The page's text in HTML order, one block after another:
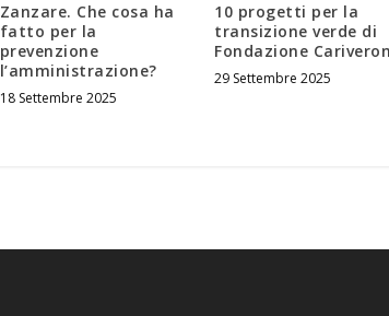
Zanzare. Che cosa ha
fatto per la
prevenzione
l’amministrazione?
18 Settembre 2025
10 progetti per la
transizione verde di
Fondazione
29 Settembre 2025